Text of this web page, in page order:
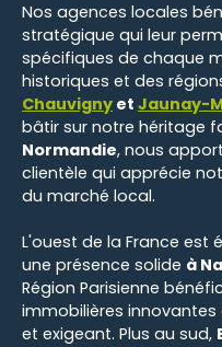
Nos agences locales
stratégique qui leur
spécifiques de chaque
historiques et des
Chauvigny et Jaunay-
bâtir sur notre héritage
Normandie, nous
clientèle qui apprécie
du marché local.
L'ouest de la France est
une présence solide à
Région Parisienne
immobilières
et exigeant. Plus au sud,